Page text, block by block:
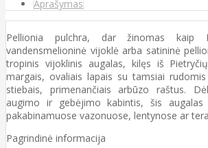
Aprašymas
Pellionia pulchra, dar žinomas kaip
vandensmelioninė vijoklė arba satininė
tropinis vijoklinis augalas, kilęs iš
margais, ovaliais lapais su tamsiai
stiebais, primenančiais arbūzo raštus.
augimo ir gebėjimo kabintis, šis augalas
pakabinamuose vazonuose, lentynose ar
Pagrindinė informacija